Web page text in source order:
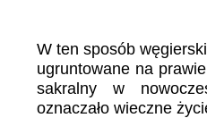
W ten sposób
ugruntowane na
sakralny w
oznaczało wieczne